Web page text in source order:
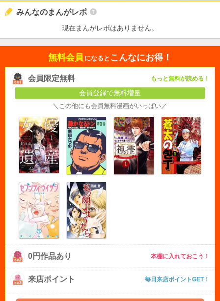
みんなのまんがレポ
現在まんがレポはありません。
無料会員 になると こんなにお得！
会員限定無料 もっと無料が読める！
会員登録で無料増量
＼この他にも会員無料漫画がいっぱい／
0円作品あり 本棚に入れておこう！
来店ポイント 毎日来店ポイントGET！